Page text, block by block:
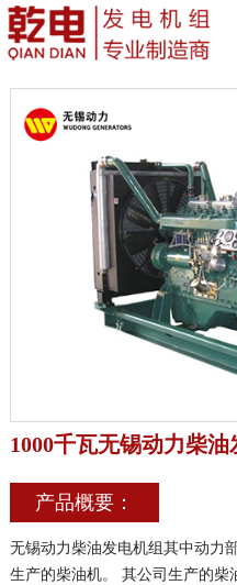
1000千瓦无锡动力柴油
产品概要：
无锡动力柴油发电机组其中动力
生产的柴油机。 其公司生产的柴